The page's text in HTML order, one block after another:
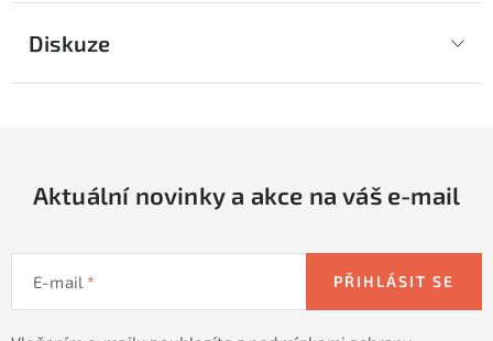
Diskuze
Aktuální novinky a akce na váš e-mail
E-mail PŘIHLÁSIT SE